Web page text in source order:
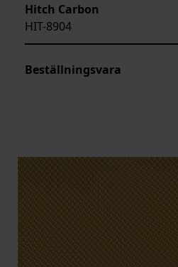
Hitch Carbon
HIT-8904
Beställningsvara